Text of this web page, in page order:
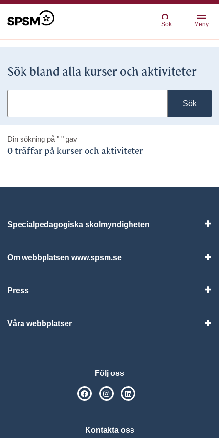
Sök Meny
Sök bland alla kurser och aktiviteter
Sök
Din sökning på " " gav
0 träffar på kurser och aktiviteter
Specialpedagogiska skolmyndigheten
Om webbplatsen www.spsm.se
Press
Våra webbplatser
Följ oss
SPSM på Facebook
SPSM på Instagram
Kontakta oss